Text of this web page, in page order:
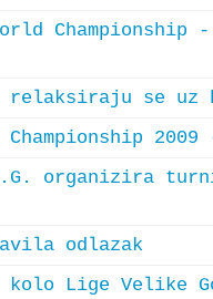
Championship
relaksiraju se uz
Championship
organizira
odlazak
kolo Lige Velike